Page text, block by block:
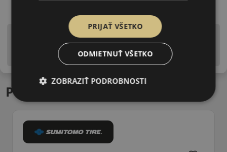
Upozornenie! Hodnoty na štítku sú len informatívneho
charakteru. Môžu byť dodané pneumatiky aj s EU štítkami v
zmysle doposiaľ platnej (predchádzajúcej) legislatívy.
Podobné produkty
PRIJAŤ VŠETKO
ODMIETNUŤ VŠETKO
ZOBRAZIŤ PODROBNOSTI